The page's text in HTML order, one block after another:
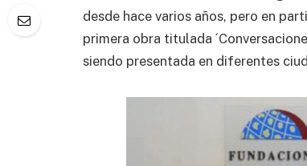
desde hace varios años, pero en
primera obra titulada
siendo presentada en diferentes